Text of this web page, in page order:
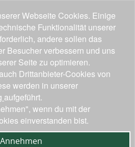
Webseite Cookies. Einige
Funktionalität unserer
andere sollen das
Besucher verbessern und uns
Seite zu optimieren.
Drittanbieter-Cookies von
werden in unserer
aufgeführt.
wenn du mit der
einverstanden bist.
Annehmen